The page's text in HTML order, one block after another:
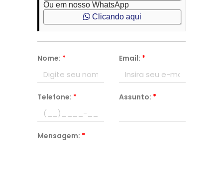
Ou em nosso WhatsApp
Clicando aqui
Nome: * Email: *
Telefone: * Assunto: *
Mensagem: *